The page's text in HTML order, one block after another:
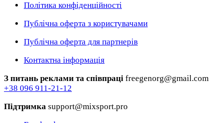
Політика конфіденційності
Публічна оферта з користувачами
Публічна оферта для партнерів
Контактна інформація
З питань реклами та співпраці freegenorg@gmail.com
+38 096 911-21-12
Підтримка support@mixsport.pro